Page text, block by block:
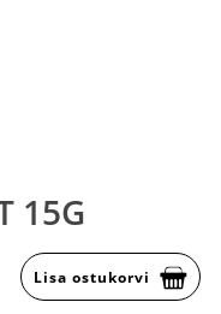
15G
Lisa ostukorvi